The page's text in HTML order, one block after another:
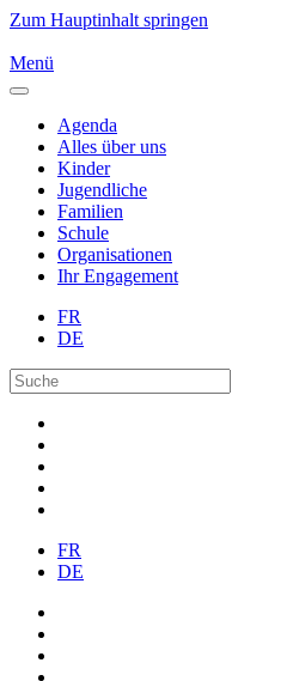
Zum Hauptinhalt springen
Menü
Agenda
Alles über uns
Kinder
Jugendliche
Familien
Schule
Organisationen
Ihr Engagement
FR
DE
FR
DE